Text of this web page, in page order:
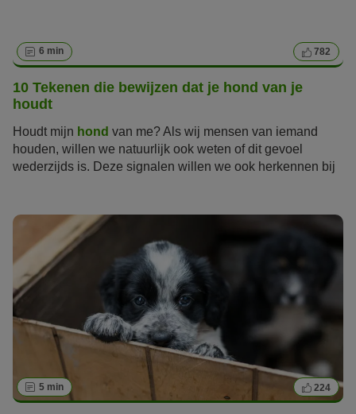
6 min 782
10 Tekenen die bewijzen dat je hond van je
houdt
Houdt mijn hond van me? Als wij mensen van iemand
houden, willen we natuurlijk ook weten of dit gevoel
wederzijds is. Deze signalen willen we ook herkennen bij
andere manieren om hun liefde te tonen. Ze kunnen "Ik
hou van je" natuurlijk niet letterlijk uitspreken. Gelukkig
kunnen ze ons op andere schattige manieren laten zien
hoeveel ze van ons houden. Deze tekenen herkennen is
gelukkig makkelijker dan je denkt.
5 min 224